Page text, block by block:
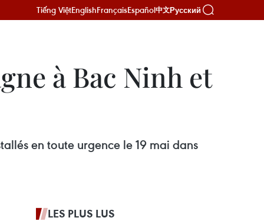
Tiếng ViệtEnglishFrançaisEspañol中文Русский
à Bac Ninh et
en toute urgence le 19 mai dans
LES PLUS LUS